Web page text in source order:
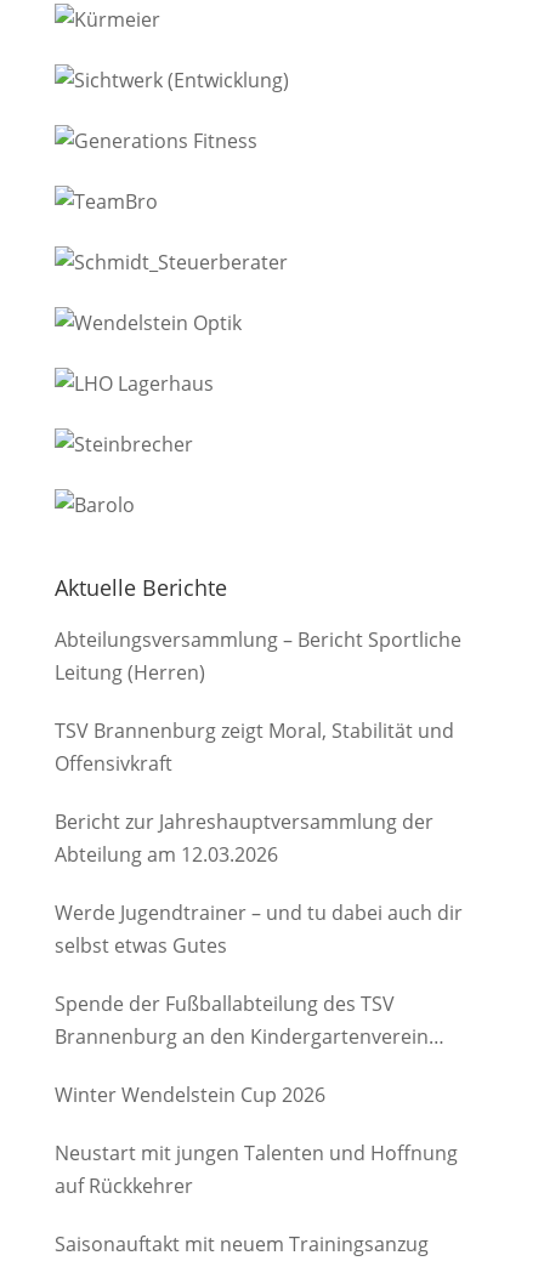
Aktuelle Berichte
Abteilungsversammlung – Bericht Sportliche
Leitung (Herren)
TSV Brannenburg zeigt Moral, Stabilität und
Offensivkraft
Bericht zur Jahreshauptversammlung der
Abteilung am 12.03.2026
Werde Jugendtrainer – und tu dabei auch dir
selbst etwas Gutes
Spende der Fußballabteilung des TSV
Brannenburg an den Kindergartenverein
Winter Wendelstein Cup 2026
Neustart mit jungen Talenten und Hoffnung
auf Rückkehrer
Saisonauftakt mit neuem Trainingsanzug